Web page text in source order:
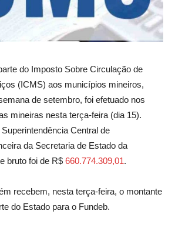
do Imposto Sobre Circulação de
(ICMS) aos municípios mineiros,
de setembro, foi efetuado nos
mineiras nesta terça-feira (dia 15).
Central de
da Secretaria de Estado da
bruto foi de R$ 660.774.309,01.
recebem, nesta terça-feira, o montante
do Estado para o Fundeb.